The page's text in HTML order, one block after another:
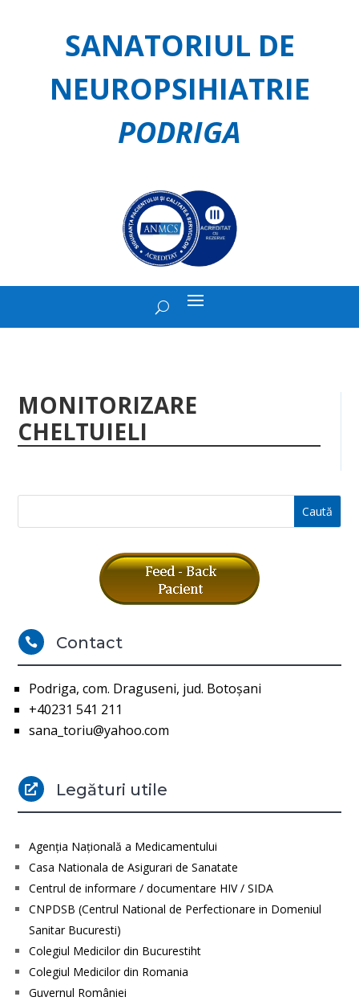
SANATORIUL DE
NEUROPSIHIATRIE
PODRIGA
MONITORIZARE
CHELTUIELI
 Contact
Podriga, com. Draguseni, jud. Botoşani
+40231 541 211
sana_toriu@yahoo.com
 Legături utile
Agenţia Naţională a Medicamentului
Casa Nationala de Asigurari de Sanatate
Centrul de informare / documentare HIV / SIDA
CNPDSB (Centrul National de Perfectionare in Domeniul
Sanitar Bucuresti)
Colegiul Medicilor din Bucurestiht
Colegiul Medicilor din Romania
Guvernul României